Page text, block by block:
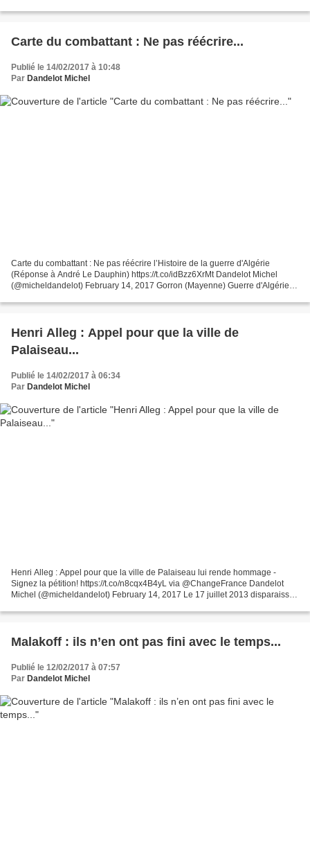
Carte du combattant : Ne pas réécrire...
Publié le 14/02/2017 à 10:48
Par Dandelot Michel
Carte du combattant : Ne pas réécrire l’Histoire de la guerre d'Algérie
(Réponse à André Le Dauphin) https://t.co/idBzz6XrMt Dandelot Michel
(@micheldandelot) February 14, 2017 Gorron (Mayenne) Guerre d'Algérie
Henri Alleg : Appel pour que la ville de
Palaiseau...
Publié le 14/02/2017 à 06:34
Par Dandelot Michel
Henri Alleg : Appel pour que la ville de Palaiseau lui rende hommage -
Signez la pétition! https://t.co/n8cqx4B4yL via @ChangeFrance Dandelot
Michel (@micheldandelot) February 14, 2017 Le 17 juillet 2013 disparaissait
Malakoff : ils n’en ont pas fini avec le temps...
Publié le 12/02/2017 à 07:57
Par Dandelot Michel